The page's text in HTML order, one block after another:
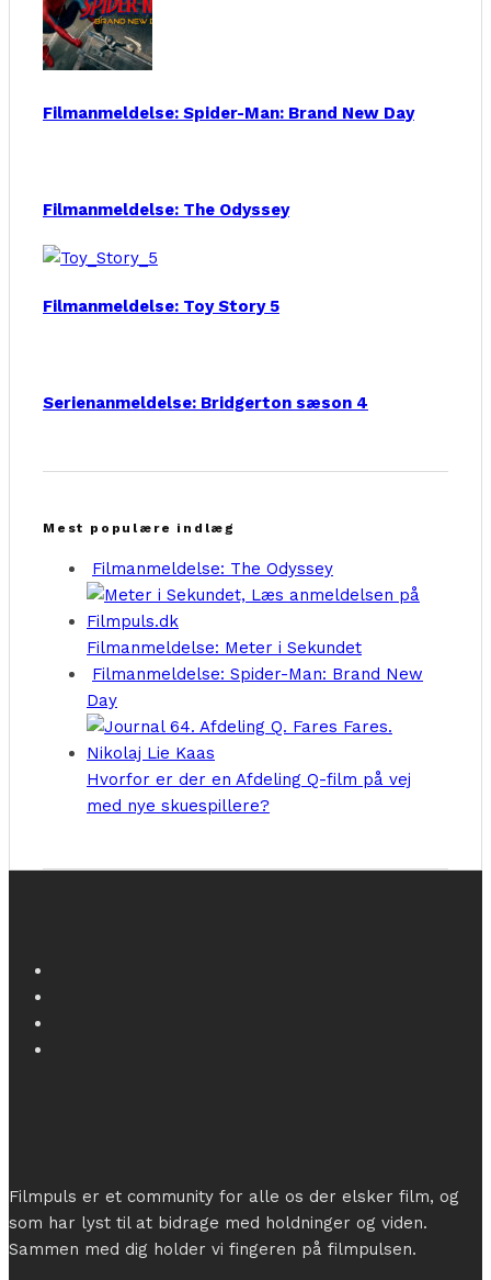
Filmanmeldelse: Spider-Man: Brand New Day
Filmanmeldelse: The Odyssey
Filmanmeldelse: Toy Story 5
Serienanmeldelse: Bridgerton sæson 4
Mest populære indlæg
Filmanmeldelse: The Odyssey
Filmanmeldelse: Meter i Sekundet
Filmanmeldelse: Spider-Man: Brand New
Day
Hvorfor er der en Afdeling Q-film på vej
med nye skuespillere?
Filmpuls er et community for alle os der elsker film, og
som har lyst til at bidrage med holdninger og viden.
Sammen med dig holder vi fingeren på filmpulsen.